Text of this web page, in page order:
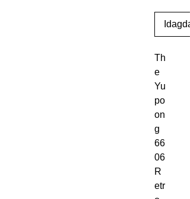
Th
e
Yu
po
on
g
66
06
R
etr